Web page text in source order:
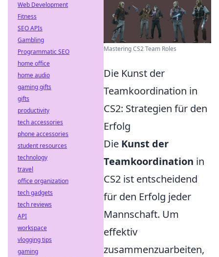
Mastering CS2 Team Roles
Die Kunst der
Teamkoordination in
CS2: Strategien für den
Erfolg
Die Kunst der
Teamkoordination in
CS2 ist entscheidend
für den Erfolg jeder
Mannschaft. Um
effektiv
zusammenzuarbeiten,
Web Development
Fitness
SEO APIs
Gambling
Programmatic SEO
home office
home audio
gaming gifts
gifts
productivity
tech accessories
phone accessories
student resources
technology
travel
office organization
tech gadgets
tech reviews
API
workspace
vlogging tips
gaming